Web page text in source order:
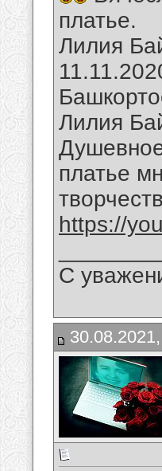
платье.
Лилия
Лилия
платье
https://
С